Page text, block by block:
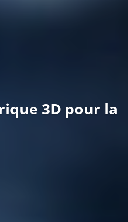
3D pour la